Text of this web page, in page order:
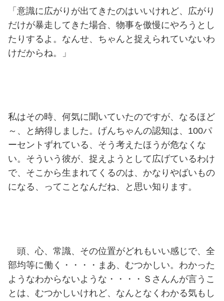
「意識に広がりが出てきたのはいいけれど、広がり
だけが暴走してきた場合、物事を傲慢にやろうとし
たりするよ。なんせ、ちゃんと捉えられていないわ
けだからね。」
私はその時、何気に聞いていたのですが、なるほど
～、と納得しました。げんちゃんの認知は、100パ
ーセントずれている、そう考えたほうが危なくな
い。そういう彼が、捉えようとして広げているわけ
で、そこから生まれてくるのは、かなりやばいもの
になる、ってことなんだね、と思い知ります。
頭、心、常識、その位置がどれもいい感じで、全
部均等に働く・・・・まあ、むつかしい。わかった
ようなわからないような・・・・Ｓさんんが言うこ
とは、むつかしいけれど、なんとなくわかる気もし